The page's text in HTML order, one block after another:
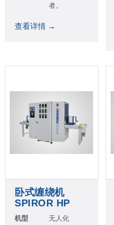
者。
查看详情 →
卧式缠绕机
SPIROR HP
机型
无人化